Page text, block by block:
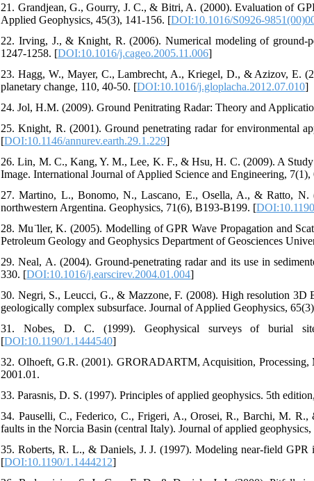
21. Grandjean, G., Gourry, J. C., & Bitri, A. (2000). Evaluation of
Applied Geophysics, 45(3), 141-156. [DOI:10.1016/S0926-
22. Irving, J., & Knight, R. (2006). Numerical modeling of ground-
1247-1258. [DOI:10.1016/j.cageo.2005.11.006]
23. Hagg, W., Mayer, C., Lambrecht, A., Kriegel, D., & Azizov, E.
planetary change, 110, 40-50. [DOI:10.1016/j.gloplacha.2012.07.010]
24. Jol, H.M. (2009). Ground Penitrating Radar: Theory and
25. Knight, R. (2001). Ground penetrating radar for environmental
[DOI:10.1146/annurev.earth.29.1.229]
26. Lin, M. C., Kang, Y. M., Lee, K. F., & Hsu, H. C. (2009). A
Image. International Journal of Applied Science and Engineering, 7(1),
27. Martino, L., Bonomo, N., Lascano, E., Osella, A., & Ratto, N.
northwestern Argentina. Geophysics, 71(6), B193-B199. [
28. Mu ̈ller, K. (‌2005). ‌Modelling of GPR Wave Propagation and
Petroleum Geology and Geophysics Department of Geosciences
29. Neal, A. (2004). Ground-penetrating radar and its use in
330. [DOI:10.1016/j.earscirev.2004.01.004]
30. Negri, S., Leucci, G., & Mazzone, F. (2008). High resolution 3D
geologically complex subsurface. Journal of Applied Geophysics,
31. Nobes, D. C. (1999). Geophysical surveys of burial
[DOI:10.1190/1.1444540]
32. Olhoeft, G.R. (2001). GRORADARTM, Acquisition, Processing,
2001.01.
33. Parasnis, D. S. (1997). Principles of applied geophysics. 5th
34. Pauselli, C., Federico, C., Frigeri, A., Orosei, R., Barchi, M.
faults in the Norcia Basin (central Italy). Journal of applied
35. Roberts, R. L., & Daniels, J. J. (1997). Modeling near-field GPR
[DOI:10.1190/1.1444212]